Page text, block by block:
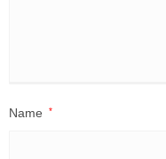
Name *